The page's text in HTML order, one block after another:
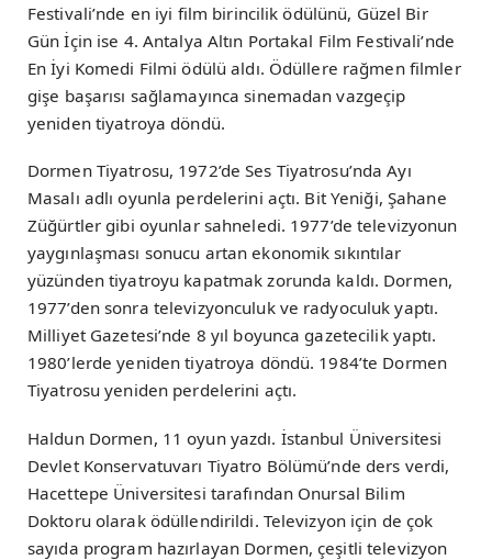
Festivali’nde en iyi film birincilik ödülünü, Güzel Bir
Gün İçin ise 4. Antalya Altın Portakal Film Festivali’nde
En İyi Komedi Filmi ödülü aldı. Ödüllere rağmen filmler
gişe başarısı sağlamayınca sinemadan vazgeçip
yeniden tiyatroya döndü.
Dormen Tiyatrosu, 1972’de Ses Tiyatrosu’nda Ayı
Masalı adlı oyunla perdelerini açtı. Bit Yeniği, Şahane
Züğürtler gibi oyunlar sahneledi. 1977’de televizyonun
yaygınlaşması sonucu artan ekonomik sıkıntılar
yüzünden tiyatroyu kapatmak zorunda kaldı. Dormen,
1977’den sonra televizyonculuk ve radyoculuk yaptı.
Milliyet Gazetesi’nde 8 yıl boyunca gazetecilik yaptı.
1980’lerde yeniden tiyatroya döndü. 1984’te Dormen
Tiyatrosu yeniden perdelerini açtı.
Haldun Dormen, 11 oyun yazdı. İstanbul Üniversitesi
Devlet Konservatuvarı Tiyatro Bölümü’nde ders verdi,
Hacettepe Üniversitesi tarafından Onursal Bilim
Doktoru olarak ödüllendirildi. Televizyon için de çok
sayıda program hazırlayan Dormen, çeşitli televizyon